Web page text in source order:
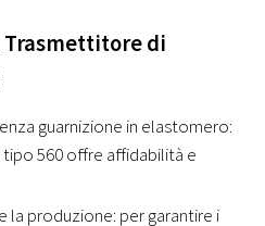
di
guarnizione in elastomero:
560 offre affidabilità e
la produzione: per garantire i